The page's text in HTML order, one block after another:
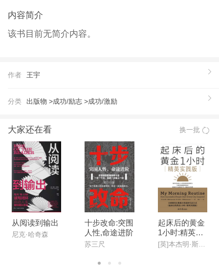
内容简介
该书目前无简介内容。
作者 王宇
分类 出版物 >成功/励志 >成功/激励
大家还在看 换一批
从阅读到输出
尼克·哈奇森
十步改命:突围
人性,命途进阶
苏三尺
起床后的黄金
1小时:精英实
践版
[英]本杰明·斯帕(Benjamin Spall),[德]迈克尔·赞德(Michael Xander)